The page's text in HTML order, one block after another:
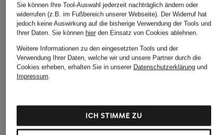
LACOSTE
120 €
Joseph Ribkoff
170 €
Joseph Ribkoff
170 €
Sie können Ihre Tool-Auswahl jederzeit nachträglich ändern oder
widerrufen (z.B. im Fußbereich unserer Webseite). Der Widerruf hat
jedoch keine Auswirkung auf die bisherige Verwendung der Tools und
Ihrer Daten. Sie können hierden Einsatz von Cookies ablehnen.
Weitere Informationen zu den eingesetzten Tools und der
Verwendung Ihrer Daten, welche wir und unsere Partner durch die
Cookies erheben, erhalten Sie in unserer Datenschutzerklärungund
Impressum.
ICH STIMME ZU